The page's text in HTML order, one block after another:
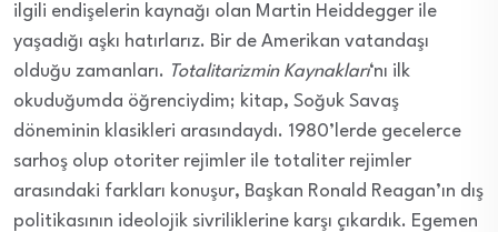
ilgili endişelerin kaynağı olan Martin Heiddegger ile
yaşadığı aşkı hatırlarız. Bir de Amerikan vatandaşı
olduğu zamanları. Totalitarizmin Kaynakları‘nı ilk
okuduğumda öğrenciydim; kitap, Soğuk Savaş
döneminin klasikleri arasındaydı. 1980’lerde gecelerce
sarhoş olup otoriter rejimler ile totaliter rejimler
arasındaki farkları konuşur, Başkan Ronald Reagan’ın dış
politikasının ideolojik sivriliklerine karşı çıkardık. Egemen